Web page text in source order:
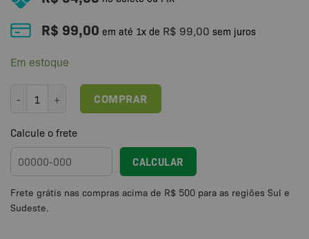
R$ 99,00 em até 1x de R$ 99,00 sem juros
Em estoque
Almofada Sensorial Autismo Coordenação Motora Sensii
COMPRAR
Calcule o frete
CALCULAR